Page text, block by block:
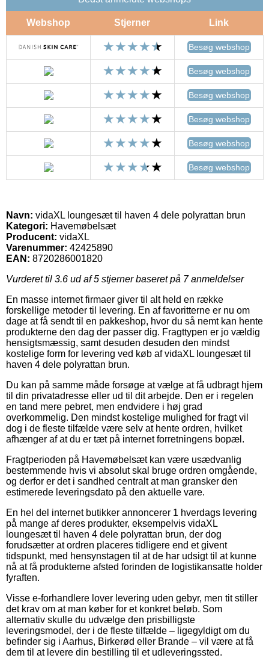
Webshop Stjerner Link
Besøg webshop
Besøg webshop
Besøg webshop
Besøg webshop
Besøg webshop
Besøg webshop
Navn: vidaXL loungesæt til haven 4 dele polyrattan brun
Kategori: Havemøbelsæt
Producent: vidaXL
Varenummer: 42425890
EAN: 8720286001820
Vurderet til 3.6 ud af 5 stjerner baseret på 7anmeldelser
En masse internet firmaer giver til alt held en række
forskellige metoder til levering. En af favoritterne er nu om
dage at få sendt til en pakkeshop, hvor du så nemt kan hente
produkterne den dag der passer dig. Fragttypen er jo vældig
hensigtsmæssig, samt desuden desuden den mindst
kostelige form for levering ved køb af vidaXL loungesæt til
haven 4 dele polyrattan brun.
Du kan på samme måde forsøge at vælge at få udbragt hjem
til din privatadresse eller ud til dit arbejde. Den er i regelen
en tand mere pebret, men endvidere i høj grad
overkommelig. Den mindst kostelige mulighed for fragt vil
dog i de fleste tilfælde være selv at hente ordren, hvilket
afhænger af at du er tæt på internet forretningens bopæl.
Fragtperioden på Havemøbelsæt kan være usædvanlig
bestemmende hvis vi absolut skal bruge ordren omgående,
og derfor er det i sandhed centralt at man gransker den
estimerede leveringsdato på den aktuelle vare.
En hel del internet butikker annoncerer 1 hverdags levering
på mange af deres produkter, eksempelvis vidaXL
loungesæt til haven 4 dele polyrattan brun, der dog
forudsætter at ordren placeres tidligere end et givent
tidspunkt, med hensynstagen til at de har udsigt til at kunne
nå at få produkterne afsted forinden de logistikansatte holder
fyraften.
Visse e-forhandlere lover levering uden gebyr, men tit stiller
det krav om at man køber for et konkret beløb. Som
alternativ skulle du udvælge den prisbilligste
leveringsmodel, der i de fleste tilfælde – ligegyldigt om du
befinder sig i Aarhus, Birkerød eller Brande – vil være at få
dem til at levere din bestilling til et udleveringssted.